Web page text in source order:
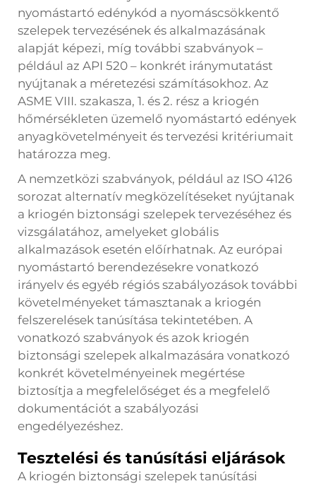
nyomástartó edénykód a nyomáscsökkentő
szelepek tervezésének és alkalmazásának
alapját képezi, míg további szabványok –
például az API 520 – konkrét iránymutatást
nyújtanak a méretezési számításokhoz. Az
ASME VIII. szakasza, 1. és 2. rész a kriogén
hőmérsékleten üzemelő nyomástartó edények
anyagkövetelményeit és tervezési kritériumait
határozza meg.
A nemzetközi szabványok, például az ISO 4126
sorozat alternatív megközelítéseket nyújtanak
a kriogén biztonsági szelepek tervezéséhez és
vizsgálatához, amelyeket globális
alkalmazások esetén előírhatnak. Az európai
nyomástartó berendezésekre vonatkozó
irányelv és egyéb régiós szabályozások további
követelményeket támasztanak a kriogén
felszerelések tanúsítása tekintetében. A
vonatkozó szabványok és azok kriogén
biztonsági szelepek alkalmazására vonatkozó
konkrét követelményeinek megértése
biztosítja a megfelelőséget és a megfelelő
dokumentációt a szabályozási
engedélyezéshez.
Tesztelési és tanúsítási eljárások
A kriogén biztonsági szelepek tanúsítási